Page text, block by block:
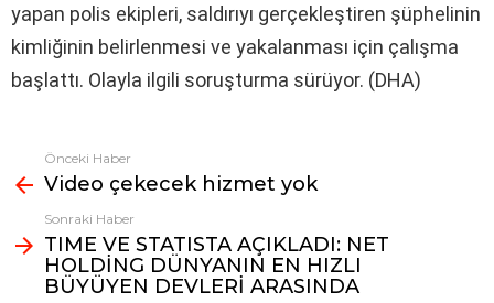
yapan polis ekipleri, saldırıyı gerçekleştiren şüphelinin
kimliğinin belirlenmesi ve yakalanması için çalışma
başlattı. Olayla ilgili soruşturma sürüyor. (DHA)
Fazlasına
bak
Önceki Haber
Video çekecek hizmet yok
Sonraki Haber
TIME VE STATISTA AÇIKLADI: NET
HOLDİNG DÜNYANIN EN HIZLI
BÜYÜYEN DEVLERİ ARASINDA